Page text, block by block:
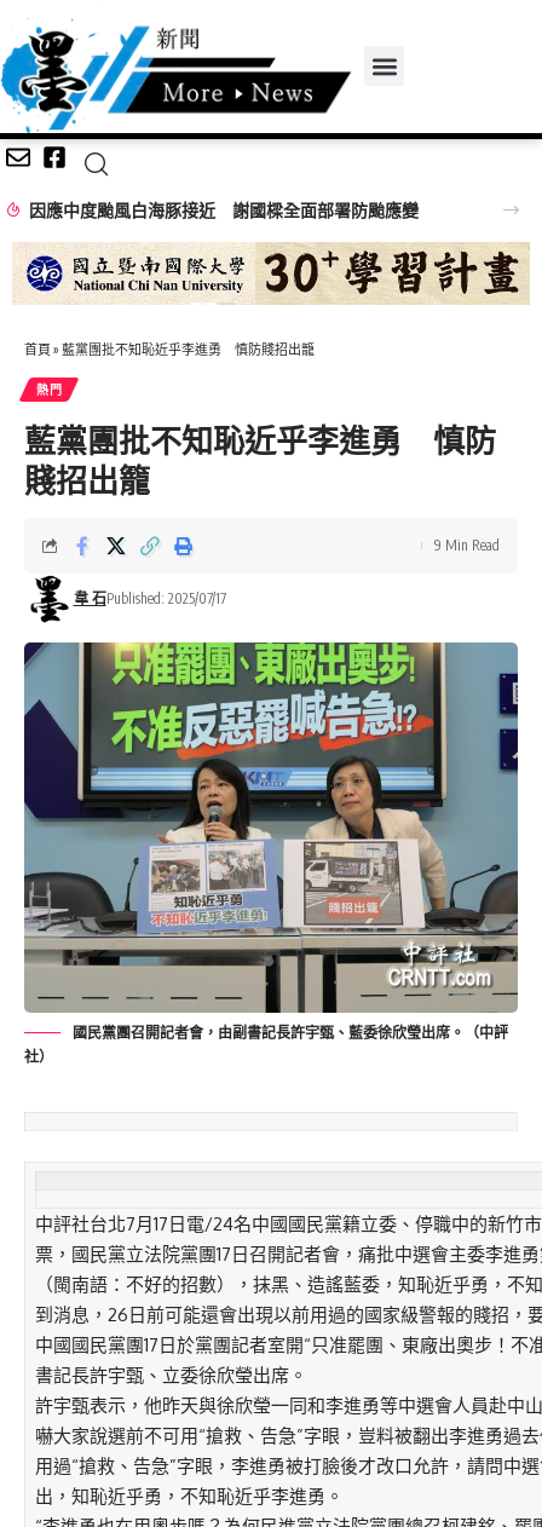
因應中度颱風白海豚接近 謝國樑全面部署防颱應變
首頁 » 藍黨團批不知恥近乎李進勇 慎防賤招出籠
熱門
藍黨團批不知恥近乎李進勇 慎防
賤招出籠
韋 石Published: 2025/07/17
9 Min Read
國民黨團召開記者會，由副書記長許宇甄、藍委徐欣瑩出席。（中評
社）
中評社台北7月17日電/24名中國國民黨籍立委、停職中的新竹
票，國民黨立法院黨團17日召開記者會，痛批中選會主委李進
（閩南語：不好的招數），抹黑、造謠藍委，知恥近乎勇，不
到消息，26日前可能還會出現以前用過的國家級警報的賤招，
中國國民黨團17日於黨團記者室開“只准罷團、東廠出奧步！不
書記長許宇甄、立委徐欣瑩出席。
許宇甄表示，他昨天與徐欣瑩一同和李進勇等中選會人員赴中
嚇大家說選前不可用“搶救、告急”字眼，豈料被翻出李進勇過
用過“搶救、告急”字眼，李進勇被打臉後才改口允許，請問中
出，知恥近乎勇，不知恥近乎李進勇。